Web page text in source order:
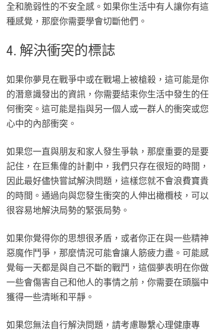
全和脆弱性的不安全感。如果你生活中有人讓你有這
種感覺，那麼你需要學會切斷他們。
4. 解決衝突的標誌
如果你夢見在戰爭中或在戰場上被槍殺，這可能是你
的潛意識發出的資訊，你需要結束你生活中發生的任
何衝突。這可能是指與另一個人或一群人的衝突或您
心中的內部衝突。
如果您一直與朋友和家人發生爭執，那麼重要的是要
記住，在巨集偉的計劃中，我們只存在很短的時間，
因此最好儘快嘗試解決問題，這樣您就不會浪費寶貴
的時間。通過向與您發生衝突的人伸出橄欖枝，可以
很容易地解決局勢的緊張局勢。
如果你覺得你的思想很矛盾，或者你正在與一些精神
惡魔作鬥爭，那麼情況可能會讓人筋疲力盡。可能感
覺每一天都是與自己不斷的戰鬥，這個夢表明在你做
一些會傷害自己和他人的事情之前，你需要在頭腦中
獲得一些清晰和平靜。
如果您無法自行解決問題，請考慮聯繫心理健康專